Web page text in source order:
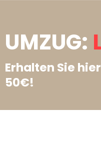
UMZUG:
Erhalten Sie
50€!